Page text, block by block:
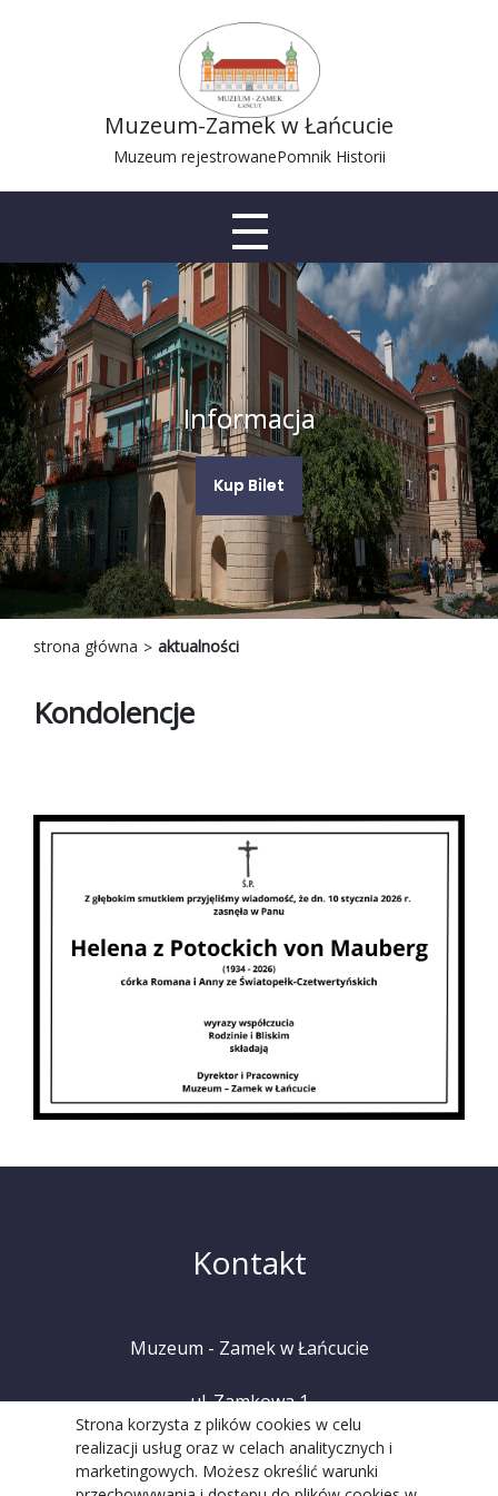
Muzeum-Zamek w Łańcucie
Muzeum rejestrowanePomnik Historii
Informacja
Kup Bilet
strona główna aktualności
Kondolencje
Strona korzysta z plików cookies w celu
realizacji usług oraz w celach analitycznych i
marketingowych. Możesz określić warunki
Kontakt
Muzeum - Zamek w Łańcucie
ul. Zamkowa 1
37-100 Łańcut